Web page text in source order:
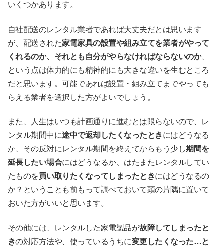
いくつかあります。
自社配送のレンタル業者であれば大丈夫だとは思います
が、配送された家電家具の設置や組み立てを業者がやって
くれるのか、それとも自分がやらなければならないのか、
という点は体力的にも精神的にも大きな違いを生むところ
だと思います。可能であれば設置・組み立てまでやっても
らえる業者を選択した方がよいでしょう。
また、人生はいつも計画通りに進むとは限らないので、レ
ンタル期間中に途中で返却したくなったときにはどうなる
か、その反対にレンタル期間を終えてからもう少し期間を
延長したい場合にはどうなるか、はたまたレンタルしてい
たものを買い取りたくなってしまったときにはどうなるの
か？ということも前もって調べておいて頭の片隅に置いて
おいた方がいいと思います。
その他には、レンタルした家電製品が故障してしまったと
きの対応方法や、使っているうちに変更したくなった…と